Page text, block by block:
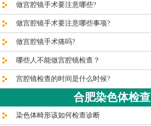
做宫腔镜手术要注意哪些?
做宫腔镜手术要注意哪些事项?
做宫腔镜手术痛吗?
哪些人不能做宫腔镜检查？
宫腔镜检查的时间是什么时候?
合肥染色体检查
染色体畸形该如何检查诊断